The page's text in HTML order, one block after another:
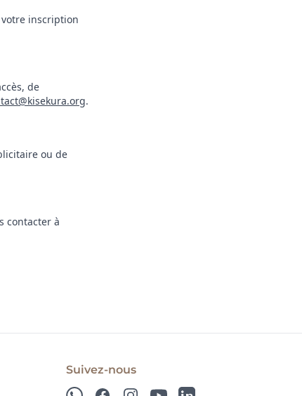
inscription
de
.
ou de
contacter à
Suivez-nous